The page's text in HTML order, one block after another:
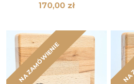
170,00 zł
NA ZAMÓWIENIE